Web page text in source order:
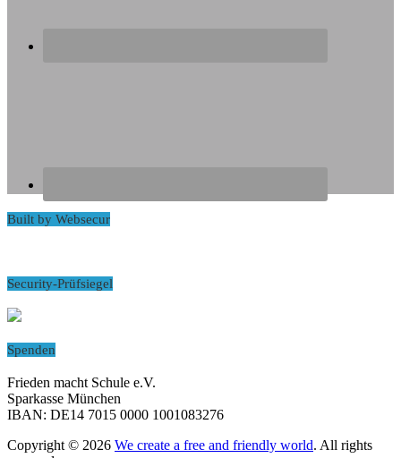
Built by Websecur
Security-Prüfsiegel
Spenden
Frieden macht Schule e.V.
Sparkasse München
IBAN: DE14 7015 0000 1001083276
Copyright © 2026 We create a free and friendly world. All rights